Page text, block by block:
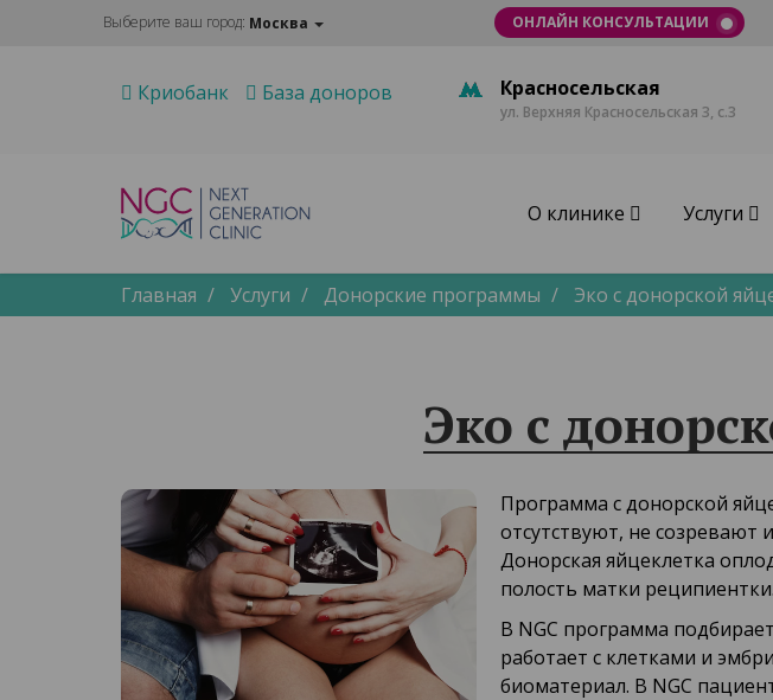
Выберите ваш город: Москва ОНЛАЙН КОНСУЛЬТАЦИИ
Криобанк База доноров Красносельская
ул. Верхняя Красносельская 3, с.3
О клинике Услуги
Главная Услуги Донорские программы Эко с донорской
Эко с
Программа с донорской
отсутствуют, не
Донорская яйцеклетка
полость матки реципиентки.
В NGC программа
работает с клетками и
биоматериал. В NGC